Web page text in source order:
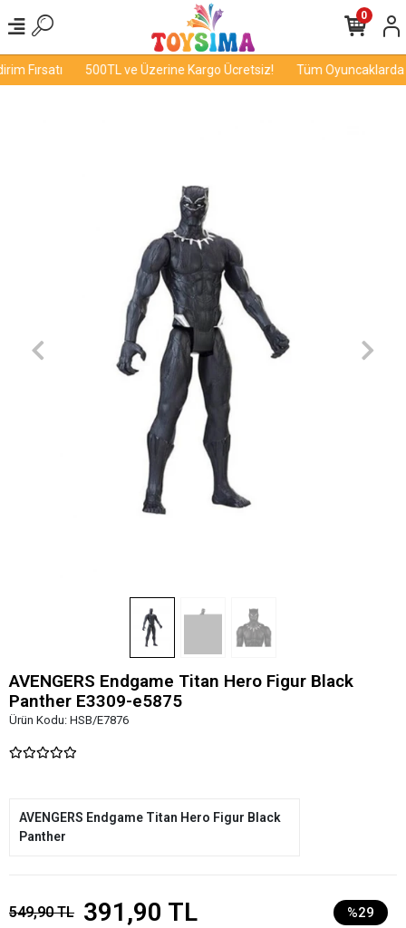
Fırsatı 500TL ve Üzerine Kargo Ücretsiz! Tüm Oyuncaklarda
0
AVENGERS Endgame Titan Hero Figur Black
Panther E3309-e5875
Ürün Kodu: HSB/E7876
AVENGERS Endgame Titan Hero Figur Black
Panther
549,90 TL 391,90 TL %29